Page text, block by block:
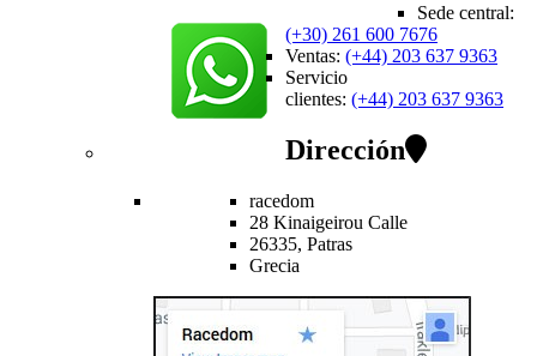
Sede central:
(+30) 261 600 7676
Ventas: (+44) 203 637 9363
Servicio
clientes: (+44) 203 637 9363
Dirección
racedom
28 Kinaigeirou Calle
26335, Patras
Grecia